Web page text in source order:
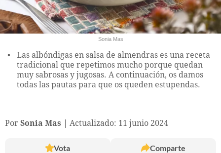
Sonia Mas
Las albóndigas en salsa de almendras es una receta
tradicional que repetimos mucho porque quedan
muy sabrosas y jugosas. A continuación, os damos
todas las pautas para que os queden estupendas.
Por Sonia Mas Actualizado: 11 junio 2024
Vota Comparte